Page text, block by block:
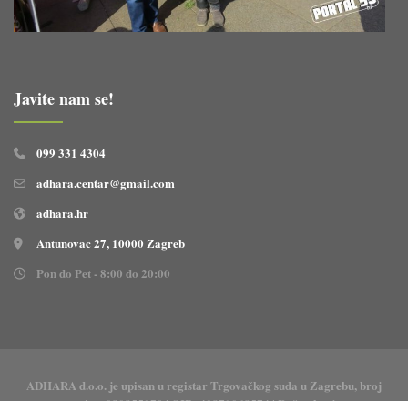
Javite nam se!
099 331 4304
adhara.centar@gmail.com
adhara.hr
Antunovac 27, 10000 Zagreb
Pon do Pet - 8:00 do 20:00
ADHARA d.o.o. je upisan u registar Trgovačkog suda u Zagrebu, broj